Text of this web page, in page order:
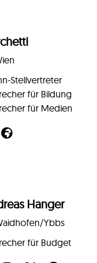
Stellvertreter
für Bildung
für Medien
Hanger
Ybbs
für Budget